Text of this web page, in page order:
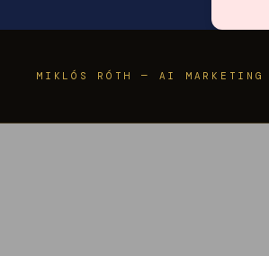
MIKLÓS RÓTH — AI MARKETING